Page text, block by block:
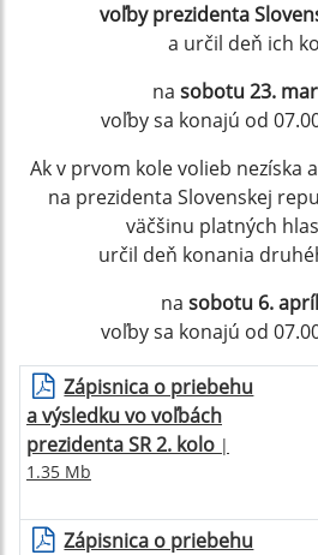
voľby prezidenta
a určil deň ich
na sobotu 23.
voľby sa konajú od
Ak v prvom kole volieb nezíska
na prezidenta Slovenskej
väčšinu platných
určil deň konania
na sobotu 6.
voľby sa konajú od
Zápisnica o priebehu
a výsledku vo voľbách
prezidenta SR 2. kolo |
1.35 Mb
Zápisnica o priebehu